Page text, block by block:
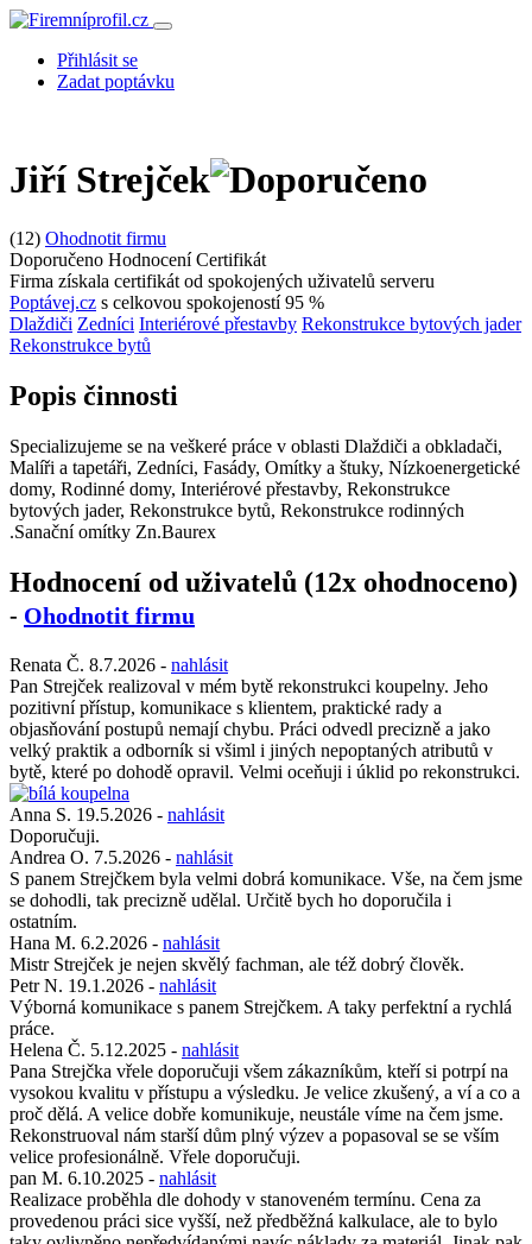
Přihlásit se
Zadat poptávku
Jiří Strejček
(12) Ohodnotit firmu
Doporučeno Hodnocení Certifikát
Firma získala certifikát od spokojených uživatelů serveru
Poptávej.cz s celkovou spokojeností 95 %
Dlaždiči Zedníci Interiérové přestavby Rekonstrukce bytových jader
Rekonstrukce bytů
Popis činnosti
Specializujeme se na veškeré práce v oblasti Dlaždiči a obkladači,
Malíři a tapetáři, Zedníci, Fasády, Omítky a štuky, Nízkoenergetické
domy, Rodinné domy, Interiérové přestavby, Rekonstrukce
bytových jader, Rekonstrukce bytů, Rekonstrukce rodinných
.Sanační omítky Zn.Baurex
Hodnocení od uživatelů (12x ohodnoceno)
- Ohodnotit firmu
Renata Č. 8.7.2026 - nahlásit
Pan Strejček realizoval v mém bytě rekonstrukci koupelny. Jeho
pozitivní přístup, komunikace s klientem, praktické rady a
objasňování postupů nemají chybu. Práci odvedl precizně a jako
velký praktik a odborník si všiml i jiných nepoptaných atributů v
bytě, které po dohodě opravil. Velmi oceňuji i úklid po rekonstrukci.
Anna S. 19.5.2026 - nahlásit
Doporučuji.
Andrea O. 7.5.2026 - nahlásit
S panem Strejčkem byla velmi dobrá komunikace. Vše, na čem jsme
se dohodli, tak precizně udělal. Určitě bych ho doporučila i
ostatním.
Hana M. 6.2.2026 - nahlásit
Mistr Strejček je nejen skvělý fachman, ale též dobrý člověk.
Petr N. 19.1.2026 - nahlásit
Výborná komunikace s panem Strejčkem. A taky perfektní a rychlá
práce.
Helena Č. 5.12.2025 - nahlásit
Pana Strejčka vřele doporučuji všem zákazníkům, kteří si potrpí na
vysokou kvalitu v přístupu a výsledku. Je velice zkušený, a ví a co a
proč dělá. A velice dobře komunikuje, neustále víme na čem jsme.
Rekonstruoval nám starší dům plný výzev a popasoval se se vším
velice profesionálně. Vřele doporučuji.
pan M. 6.10.2025 - nahlásit
Realizace proběhla dle dohody v stanoveném termínu. Cena za
provedenou práci sice vyšší, než předběžná kalkulace, ale to bylo